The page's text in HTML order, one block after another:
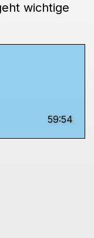
wichtige
59:54